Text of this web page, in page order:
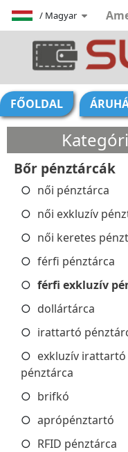
/ Magyar
FŐOLDAL
Bőr pénztárcák
női pénztárca
női exkluzív
női keretes
férfi pénztárca
férfi exkluzív
dollártárca
irattartó
exkluzív irattartó
pénztárca
brifkó
aprópénztartó
RFID pénztárca